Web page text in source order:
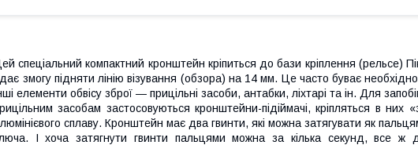
спеціальний компактний кронштейн кріпиться до бази кріплення (рельсе)
дає змогу підняти лінію візування (обзора) на 14 мм. Це часто буває
елементи обвісу зброї — прицільні засоби, антабки, ліхтарі та ін. Для
засобам застосовуються кронштейни-підіймачі, кріпляться в них
сплаву. Кронштейн має два гвинти, які можна затягувати як
І хоча затягнути гвинти пальцями можна за кілька секунд, все ж